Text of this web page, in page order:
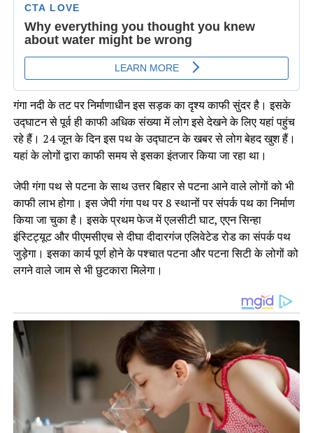
गंगा नदी के तट पर निर्माणाधीन इस सड़क का दृश्य काफी सुंदर है। इसके
उद्घाटन से पूर्व ही काफी अधिक संख्या में लोग इसे देखने के लिए यहां पहुंच
रहे हैं। 24 जून के दिन इस पथ के उद्घाटन के खबर से लोग बेहद खुश हैं।
यहां के लोगों द्वारा काफी समय से इसका इंतजार किया जा रहा था।
जेपी गंगा पथ से पटना के साथ उत्तर बिहार से पटना आने वाले लोगों को भी
काफी लाभ होगा। इस जेपी गंगा पथ पर 8 स्थानों पर संपर्क पथ का निर्माण
किया जा चुका है। इसके प्रथम फेज में एलसीटी घाट, एएन सिन्हा
इंस्टिट्यूट और पीएमसीएच से दीघा दीदारगंज एलिवेटेड रोड का संपर्क पथ
जुड़ेगा। इसका कार्य पूर्ण होने के पश्चात पटना और पटना सिटी के लोगों को
लगने वाले जाम से भी छुटकारा मिलेगा।